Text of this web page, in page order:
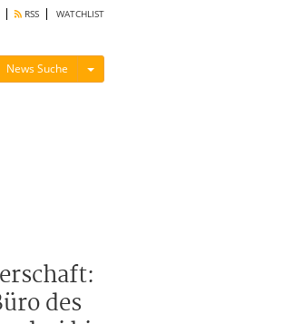
RSS WATCHLIST
News Suche Menü ein-/ausblenden
des